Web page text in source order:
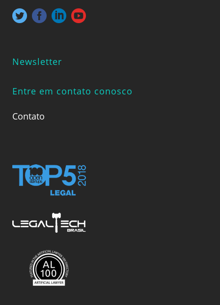
Newsletter
Entre em contato conosco
Contato